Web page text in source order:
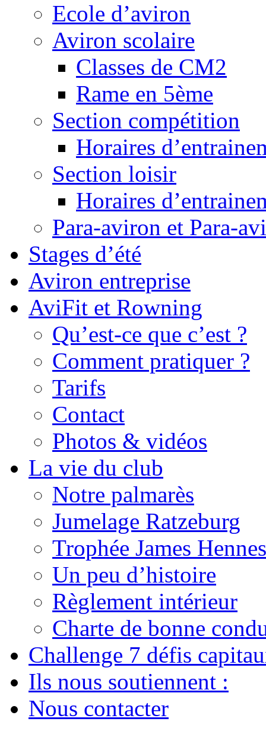
Ecole d’aviron
Aviron scolaire
Classes de CM2
Rame en 5ème
Section compétition
Horaires
Section loisir
Horaires
Para-aviron et Para-
Stages d’été
Aviron entreprise
AviFit et Rowning
Qu’est-ce que c’est ?
Comment pratiquer ?
Tarifs
Contact
Photos & vidéos
La vie du club
Notre palmarès
Jumelage Ratzeburg
Trophée James
Un peu d’histoire
Règlement intérieur
Charte de bonne
Challenge 7 défis
Ils nous soutiennent :
Nous contacter